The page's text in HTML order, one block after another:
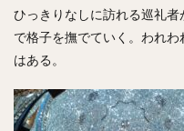
ひっきりなしに訪れる巡礼
で格子を撫でていく。われ
はある。